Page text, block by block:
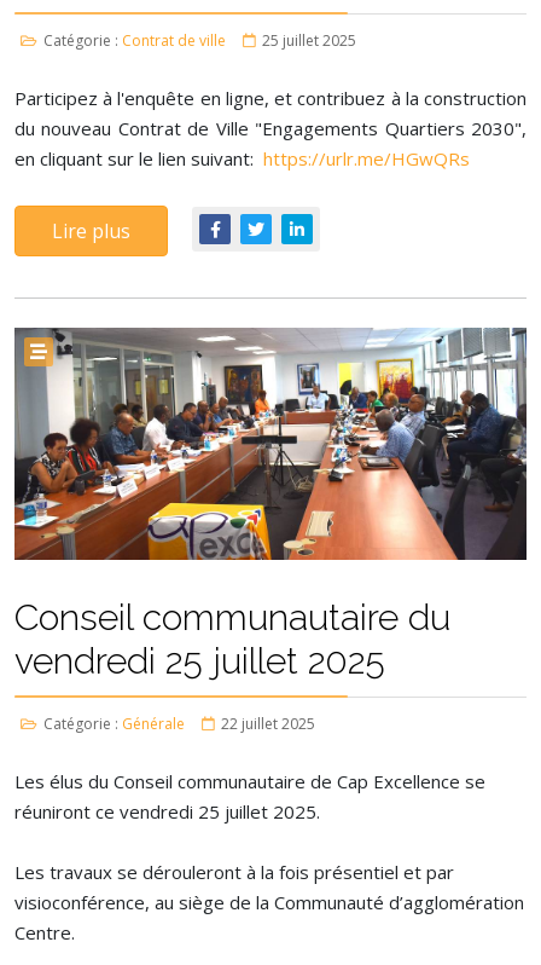
Catégorie : Contrat de ville 25 juillet 2025
Participez à l'enquête en ligne, et contribuez à la construction
du nouveau Contrat de Ville "Engagements Quartiers 2030",
en cliquant sur le lien suivant: https://urlr.me/HGwQRs
Lire plus
Conseil communautaire du
vendredi 25 juillet 2025
Catégorie : Générale 22 juillet 2025
Les élus du Conseil communautaire de Cap Excellence se
réuniront ce vendredi 25 juillet 2025.
Les travaux se dérouleront à la fois présentiel et par
visioconférence, au siège de la Communauté d’agglomération
Centre.